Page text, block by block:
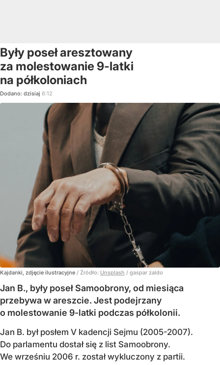
Były poseł aresztowany
za molestowanie 9-latki
na półkoloniach
Dodano: dzisiaj 6:12
Kajdanki, zdjęcie ilustracyjne / Źródło: Unsplash / gaspar zaldo
Jan B., były poseł Samoobrony, od miesiąca
przebywa w areszcie. Jest podejrzany
o molestowanie 9-latki podczas półkolonii.
Jan B. był posłem V kadencji Sejmu (2005-2007).
Do parlamentu dostał się z list Samoobrony.
We wrześniu 2006 r. został wykluczony z partii.